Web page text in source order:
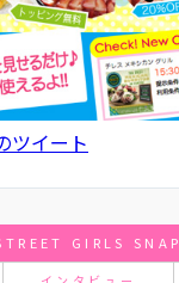
ツイート
GIRLS SNAP